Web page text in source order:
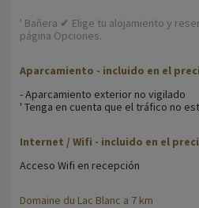
' Bañera ✔ Elige tu alojamiento y
página Opciones.
Aparcamiento - incluido en el
- Aparcamiento exterior no vigilado
' Tenga en cuenta que el tráfico no
Internet / Wifi - incluido en el
Acceso Wifi en recepción
Domaine du Lac Blanc a 7 km